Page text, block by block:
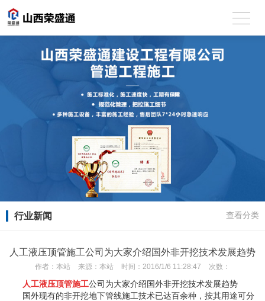
行业新闻 查看分类
人工液压顶管施工公司为大家介绍国外非开挖技术发展趋势
作者： 本站 来源： 本站 时间： 2016/1/6 11:28:47 次数：
人工液压顶管施工公司为大家介绍国外非开挖技术发展趋势
国外现有的非开挖地下管线施工技术已达百余种，按其用途可分